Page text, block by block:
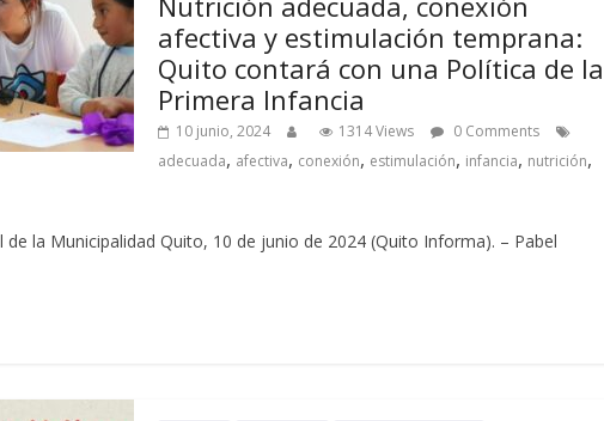
afectiva y estimulación temprana:
Quito contará con una Política de la
Primera Infancia
10 junio, 2024 1314 Views
0 Comments
adecuada, afectiva, conexión, estimulación, infancia, nutrición,
la Municipalidad Quito, 10 de junio de 2024 (Quito Informa). – Pabel